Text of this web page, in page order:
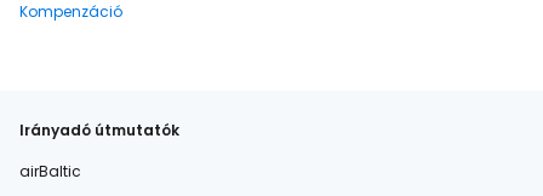
Kompenzáció
Irányadó útmutatók
airBaltic